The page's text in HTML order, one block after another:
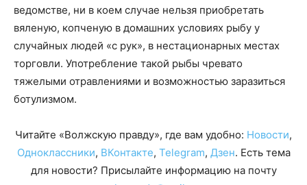
ведомстве, ни в коем случае нельзя приобретать
вяленую, копченую в домашних условиях рыбу у
случайных людей «с рук», в нестационарных местах
торговли. Употребление такой рыбы чревато
тяжелыми отравлениями и возможностью заразиться
ботулизмом.
Читайте «Волжскую правду», где вам удобно: Новости,
Одноклассники, ВКонтакте, Telegram, Дзен. Есть тема
для новости? Присылайте информацию на почту